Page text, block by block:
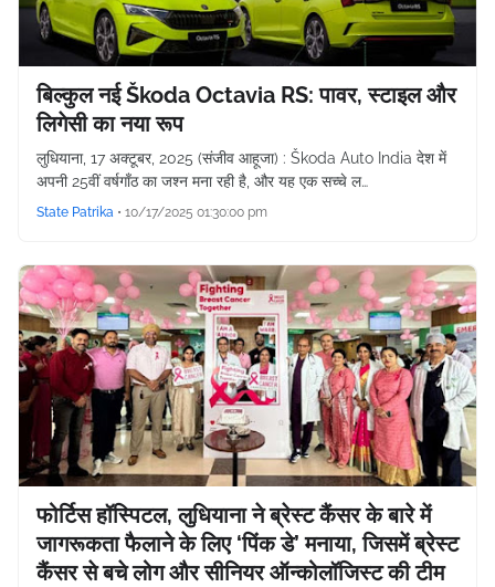
बिल्कुल नई Škoda Octavia RS: पावर, स्टाइल और
लिगेसी का नया रूप
लुधियाना, 17 अक्टूबर, 2025 (संजीव आहूजा) : Škoda Auto India देश में
अपनी 25वीं वर्षगाँठ का जश्न मना रही है, और यह एक सच्चे ल…
State Patrika • 10/17/2025 01:30:00 pm
फोर्टिस हॉस्पिटल, लुधियाना ने ब्रेस्ट कैंसर के बारे में
जागरूकता फैलाने के लिए ‘पिंक डे’ मनाया, जिसमें ब्रेस्ट
कैंसर से बचे लोग और सीनियर ऑन्कोलॉजिस्ट की टीम